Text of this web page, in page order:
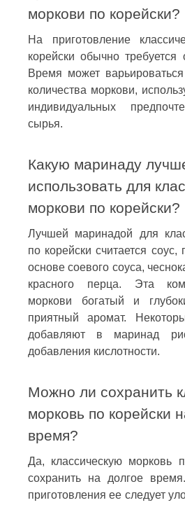
моркови по корейски?
На приготовление
корейски обычно требуется
Время может
количества моркови,
индивидуальных
сырья.
Какую маринаду
использовать для
моркови по корейски?
Лучшей маринадой для
по корейски считается
основе соевого соуса,
красного перца. Эта
моркови богатый и
приятный аромат.
добавляют в маринад
добавления кислотности.
Можно ли сохранить
морковь по корейски
время?
Да, классическую морковь
сохранить на долгое
приготовления ее следует